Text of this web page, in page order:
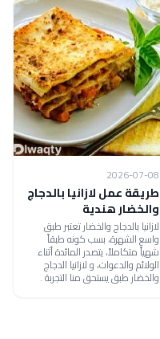
2026-07-08
طريقة عمل لازانيا بالدجاج
والخضار هندية
لازانيا بالدجاج والخضار تعتبر طبق
واسع الشهرة، بسب كونه طبقاً
شهياً متكاملاً، يتصدر المائدة أثناء
الولائم والدعوات، و لازانيا الدجاج
والخضار طبق يستحق منا التجربة .